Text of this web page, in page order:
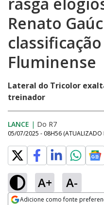
Renato
Fluminense
Lateral do Tricolor
treinador
LANCE | Do R7
05/07/2025 - 08H56 (ATUALIZADO
A+ A-
Adicione como fonte